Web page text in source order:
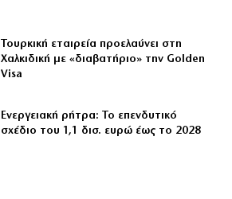
Τουρκική εταιρεία προελαύνει στη
Χαλκιδική με «διαβατήριο» την Golden
Visa
Ενεργειακή ρήτρα: Το επενδυτικό
σχέδιο του 1,1 δισ. ευρώ έως το 2028